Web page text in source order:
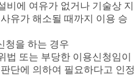
비에 여유가 없거나 기술상 지
유가 해소될 때까지 이용 승
청을 하는 경우
법 또는 부당한 이용신청임이
단에 의하여 필요하다고 인정